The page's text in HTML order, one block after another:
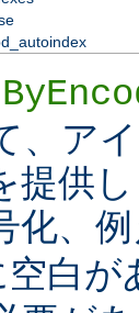
、ア
提供し
化、
空白が